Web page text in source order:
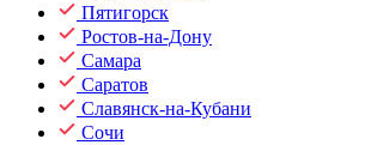
Пятигорск
Ростов-на-Дону
Самара
Саратов
Славянск-на-Кубани
Сочи